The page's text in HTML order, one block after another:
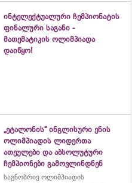
ინტელექტუალური ჩემპიონატის
ფინალური საგანი -
მათემატიკის ოლიმპიადა
დაიწყო!
„ეტალონის“ ინგლისური ენის
ოლიმპიადის ლიდერთა
ათეულები და აბსოლუტური
ჩემპიონები გამოვლინდნენ
საგნობრივ ოლიმპიადის